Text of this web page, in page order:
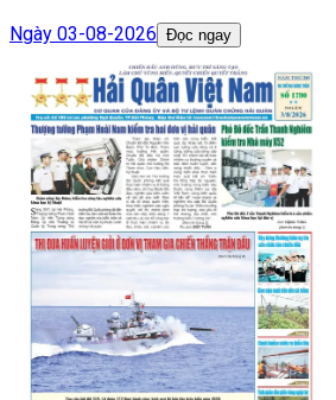
Ngày 03-08-2026 Đọc ngay